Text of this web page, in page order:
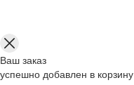
Ваш заказ
успешно добавлен в корзину